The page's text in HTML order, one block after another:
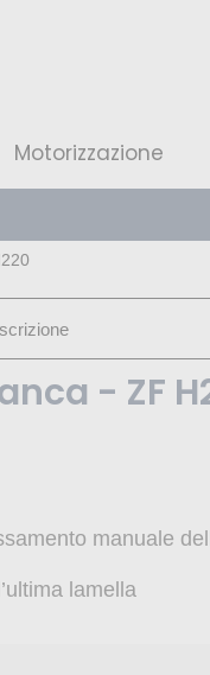
Motorizzazione
- ZF
manuale
lamella